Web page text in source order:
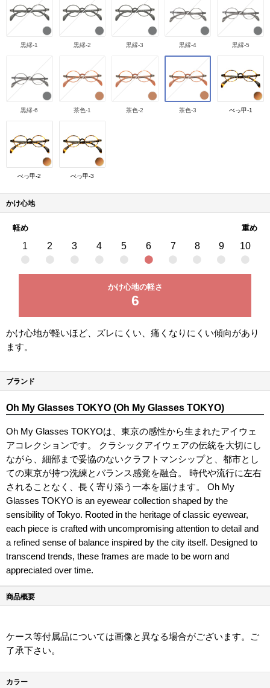
黒縁-1 黒縁-2 黒縁-3 黒縁-4 黒縁-5
黒縁-6 茶色-1 茶色-2 茶色-3 べっ甲-1
べっ甲-2 べっ甲-3
かけ心地
軽め 重め
1 2 3 4 5 6 7 8 9 10
かけ心地の軽さ
6
かけ心地が軽いほど、ズレにくい、痛くなりにくい傾向があり
ます。
ブランド
Oh My Glasses TOKYO (Oh My Glasses TOKYO)
Oh My Glasses TOKYOは、東京の感性から生まれたアイウェ
アコレクションです。 クラシックアイウェアの伝統を大切にし
ながら、細部まで妥協のないクラフトマンシップと、都市とし
ての東京が持つ洗練とバランス感覚を融合。 時代や流行に左右
されることなく、長く寄り添う一本を届けます。 Oh My
Glasses TOKYO is an eyewear collection shaped by the
sensibility of Tokyo. Rooted in the heritage of classic eyewear,
each piece is crafted with uncompromising attention to detail and
a refined sense of balance inspired by the city itself. Designed to
transcend trends, these frames are made to be worn and
appreciated over time.
商品概要
ケース等付属品については画像と異なる場合がございます。ご
了承下さい。
カラー